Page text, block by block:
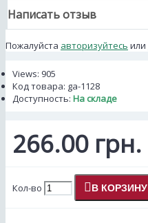
Написать отзыв
Пожалуйста авторизуйтесь или
Views: 905
Код товара: ga-1128
Доступность: На складе
266.00 грн.
Кол-во В КОРЗИНУ